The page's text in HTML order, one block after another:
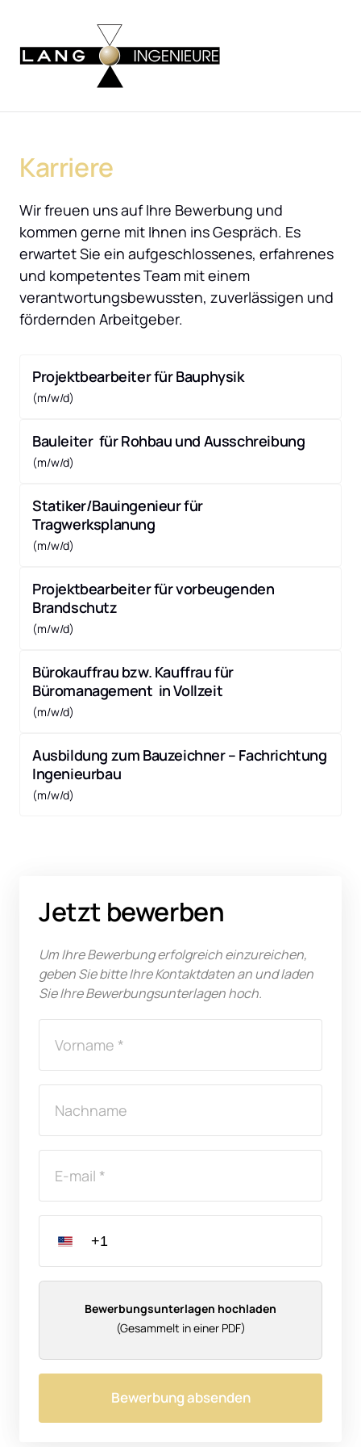
Karriere
Wir freuen uns auf Ihre Bewerbung und
kommen gerne mit Ihnen ins Gespräch. Es
erwartet Sie ein aufgeschlossenes, erfahrenes
und kompetentes Team mit einem
verantwortungsbewussten, zuverlässigen und
fördernden Arbeitgeber.
Projektbearbeiter für Bauphysik
(m/w/d)
Bauleiter  für Rohbau und Ausschreibung
(m/w/d)
Statiker/Bauingenieur für
Tragwerksplanung
(m/w/d)
Projektbearbeiter für vorbeugenden
Brandschutz
(m/w/d)
Bürokauffrau bzw. Kauffrau für
Büromanagement  in Vollzeit
(m/w/d)
Ausbildung zum Bauzeichner – Fachrichtung
Ingenieurbau
(m/w/d)
Jetzt bewerben
Um Ihre Bewerbung erfolgreich einzureichen,
geben Sie bitte Ihre Kontaktdaten an und laden
Sie Ihre Bewerbungsunterlagen hoch.
Bewerbungsunterlagen hochladen
(Gesammelt in einer PDF)
Bewerbung absenden